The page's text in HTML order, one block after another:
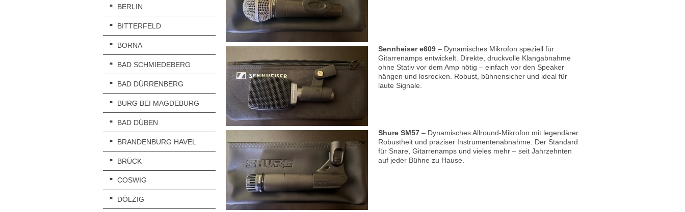
BERLIN
BITTERFELD
BORNA
BAD SCHMIEDEBERG
BAD DÜRRENBERG
BURG BEI MAGDEBURG
BAD DÜBEN
BRANDENBURG HAVEL
BRÜCK
COSWIG
DÖLZIG
Sennheiser e609– Dynamisches Mikrofon speziell für
Gitarrenamps entwickelt. Direkte, druckvolle Klangabnahme
ohne Stativ vor dem Amp nötig – einfach vor den Speaker
hängen und losrocken. Robust, bühnensicher und ideal für
laute Signale.
Shure SM57– Dynamisches Allround-Mikrofon mit legendärer
Robustheit und präziser Instrumentenabnahme. Der Standard
für Snare, Gitarrenamps und vieles mehr – seit Jahrzehnten
auf jeder Bühne zu Hause.